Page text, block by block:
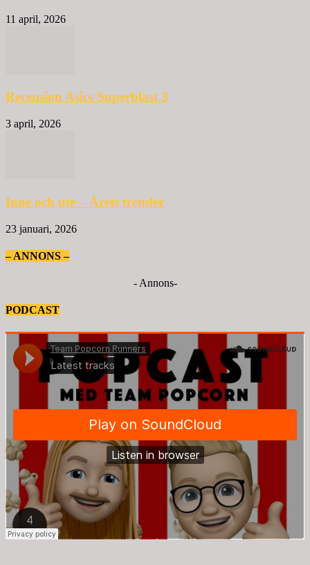
11 april, 2026
Recension Asics Superblast 3
3 april, 2026
Inne och ute – Årets trender
23 januari, 2026
– ANNONS –
- Annons-
PODCAST